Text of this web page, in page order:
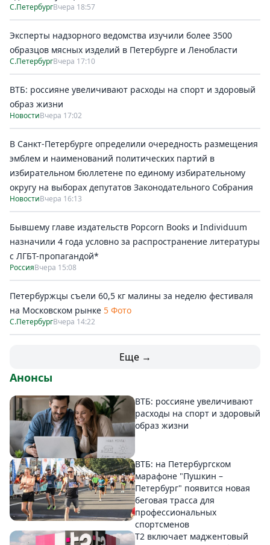
С.ПетербургВчера 18:57
Эксперты надзорного ведомства изучили более 3500
образцов мясных изделий в Петербурге и Ленобласти
С.ПетербургВчера 17:10
ВТБ: россияне увеличивают расходы на спорт и здоровый
образ жизни
НовостиВчера 17:02
В Санкт-Петербурге определили очередность размещения
эмблем и наименований политических партий в
избирательном бюллетене по единому избирательному
округу на выборах депутатов Законодательного Собрания
НовостиВчера 16:13
Бывшему главе издательств Popcorn Books и Individuum
назначили 4 года условно за распространение литературы
с ЛГБТ-пропагандой*
РоссияВчера 15:08
Петербуржцы съели 60,5 кг малины за неделю фестиваля
на Московском рынке 5 Фото
С.ПетербургВчера 14:22
Еще →
Анонсы
ВТБ: россияне увеличивают
расходы на спорт и здоровый
образ жизни
ВТБ: на Петербургском
марафоне "Пушкин –
Петербург" появится новая
беговая трасса для
профессиональных
спортсменов
Т2 включает маджентовый